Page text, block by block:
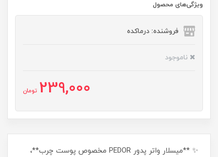
ویژگی‌های محصول
فروشنده: درماکده
ناموجود
239,000 تومان
✨ **میسلار واتر پدور PEDOR مخصوص پوست چرب**،